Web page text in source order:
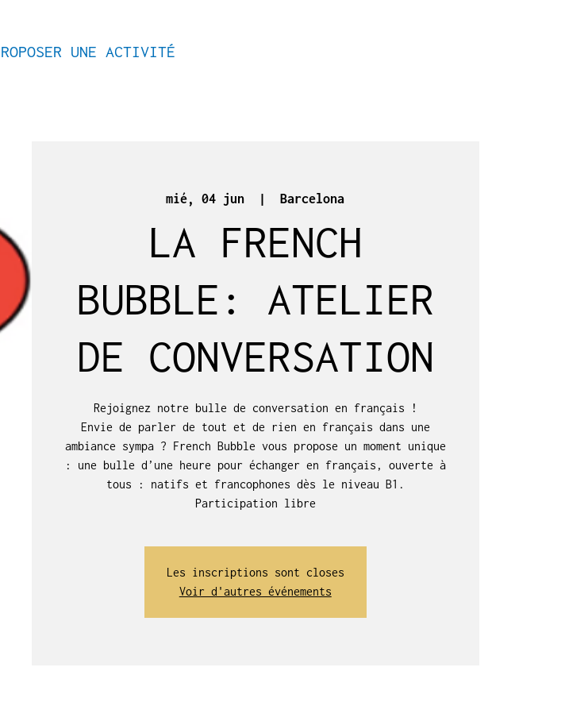
UNE ACTIVITÉ
mié, 04 jun
  |
Barcelona
LA FRENCH
BUBBLE: ATELIER
DE CONVERSATION
Rejoignez notre bulle de conversation en français !
Envie de parler de tout et de rien en français dans une
ambiance sympa ? French Bubble vous propose un moment unique
: une bulle d’une heure pour échanger en français, ouverte à
tous : natifs et francophones dès le niveau B1.
Participation libre
Les inscriptions sont closes
Voir d'autres événements